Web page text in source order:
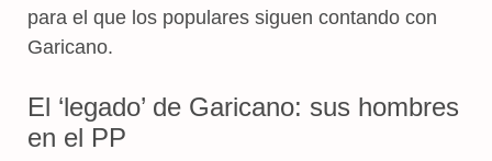
para el que los populares siguen contando con
Garicano.
El ‘legado’ de Garicano: sus hombres
en el PP